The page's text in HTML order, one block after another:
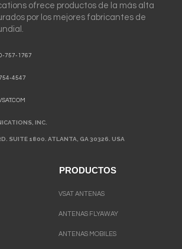
ofrece productos de la más alta
por los mejores fabricantes de
757-1767
4547
INC.
SUITE 1800. ATLANTA, GA 30326. USA
PRODUCTOS
VSAT ANTENAS
ANTENAS FLYAWAY
ANTENAS MOBILES